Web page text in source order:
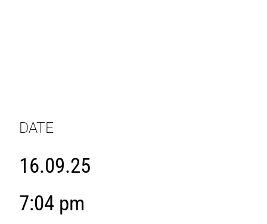
DATE
16.09.25
7:04 pm